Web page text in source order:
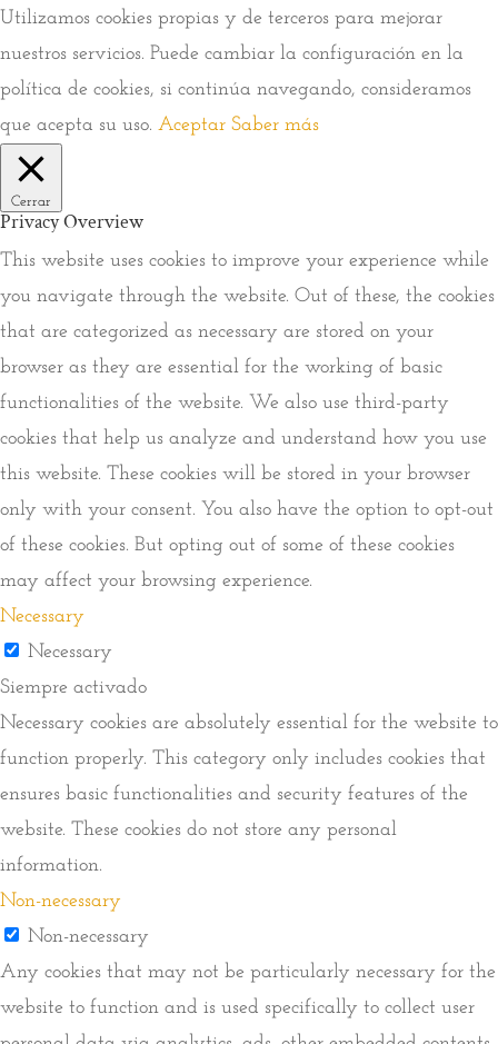
Utilizamos cookies propias y de terceros para mejorar
nuestros servicios. Puede cambiar la configuración en la
política de cookies, si continúa navegando, consideramos
que acepta su uso. Aceptar Saber más
Cerrar
Privacy Overview
This website uses cookies to improve your experience while
you navigate through the website. Out of these, the cookies
that are categorized as necessary are stored on your
browser as they are essential for the working of basic
functionalities of the website. We also use third-party
cookies that help us analyze and understand how you use
this website. These cookies will be stored in your browser
only with your consent. You also have the option to opt-out
of these cookies. But opting out of some of these cookies
may affect your browsing experience.
Necessary
Necessary
Siempre activado
Necessary cookies are absolutely essential for the website to
function properly. This category only includes cookies that
ensures basic functionalities and security features of the
website. These cookies do not store any personal
information.
Non-necessary
Non-necessary
Any cookies that may not be particularly necessary for the
website to function and is used specifically to collect user